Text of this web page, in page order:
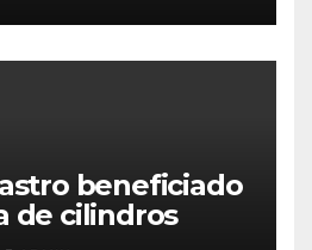
beneficiado
de cilindros